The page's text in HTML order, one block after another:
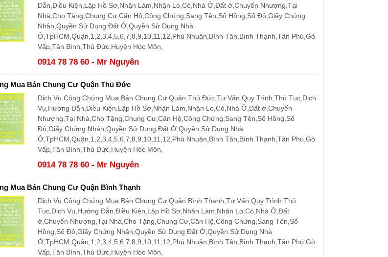
Đẫn,Điều Kiện,Lập Hồ Sơ,Nhận Làm,Nhận Lo,Có,Nhà Ở,Đất ở,Chuyển Nhượng,Tại
Nhà,Cho Tặng,Chung Cư,Căn Hộ,Công Chứng,Sang Tên,Sổ Hồng,Sổ Đỏ,Giấy Chứng
Nhận,Quyền Sử Dụng Đất Ở,Quyền Sử Dụng Nhà
Ở,TpHCM,Quận,1,2,3,4,5,6,7,8,9,10,11,12,Phú Nhuận,Bình Tân,Bình Thạnh,Tân Phú,Gò
Vấp,Tân Bình,Thủ Đức,Huyện Hóc Môn,
0914 78 78 60 - Mr Nguyên
Mua Bán Chung Cư Quận Thủ Đức
Dịch Vụ Công Chứng Mua Bán Chung Cư Quận Thủ Đức,Tư Vấn,Quy Trình,Thủ Tục,Dịch
Vụ,Hướng Đẫn,Điều Kiện,Lập Hồ Sơ,Nhận Làm,Nhận Lo,Có,Nhà Ở,Đất ở,Chuyển
Nhượng,Tại Nhà,Cho Tặng,Chung Cư,Căn Hộ,Công Chứng,Sang Tên,Sổ Hồng,Sổ
Đỏ,Giấy Chứng Nhận,Quyền Sử Dụng Đất Ở,Quyền Sử Dụng Nhà
Ở,TpHCM,Quận,1,2,3,4,5,6,7,8,9,10,11,12,Phú Nhuận,Bình Tân,Bình Thạnh,Tân Phú,Gò
Vấp,Tân Bình,Thủ Đức,Huyện Hóc Môn,
0914 78 78 60 - Mr Nguyên
Mua Bán Chung Cư Quận Bình Thạnh
Dịch Vụ Công Chứng Mua Bán Chung Cư Quận Bình Thạnh,Tư Vấn,Quy Trình,Thủ
Tục,Dịch Vụ,Hướng Đẫn,Điều Kiện,Lập Hồ Sơ,Nhận Làm,Nhận Lo,Có,Nhà Ở,Đất
ở,Chuyển Nhượng,Tại Nhà,Cho Tặng,Chung Cư,Căn Hộ,Công Chứng,Sang Tên,Sổ
Hồng,Sổ Đỏ,Giấy Chứng Nhận,Quyền Sử Dụng Đất Ở,Quyền Sử Dụng Nhà
Ở,TpHCM,Quận,1,2,3,4,5,6,7,8,9,10,11,12,Phú Nhuận,Bình Tân,Bình Thạnh,Tân Phú,Gò
Vấp,Tân Bình,Thủ Đức,Huyện Hóc Môn,